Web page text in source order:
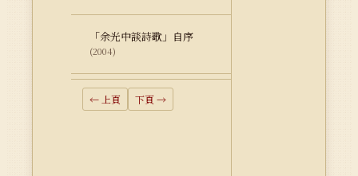
「余光中談詩歌」自序
(2004)
← 上頁 下頁 →